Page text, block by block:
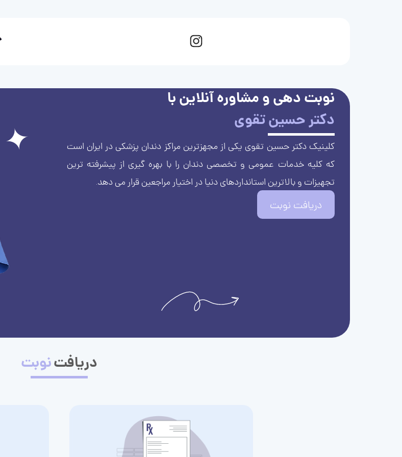
نوبت دهی و مشاوره آنلاین با
دکتر حسین تقوی
کلینیک دکتر حسین تقوی یکی از مجهزترین مراکز دندان پزشکی در ایران است
که کلیه خدمات عمومی و تخصصی دندان را با بهره گیری از پیشرفته ترین
تجهیزات و بالاترین استانداردهای دنیا در اختیار مراجعین قرار می دهد.
دریافت نوبت
دریافتنوبت